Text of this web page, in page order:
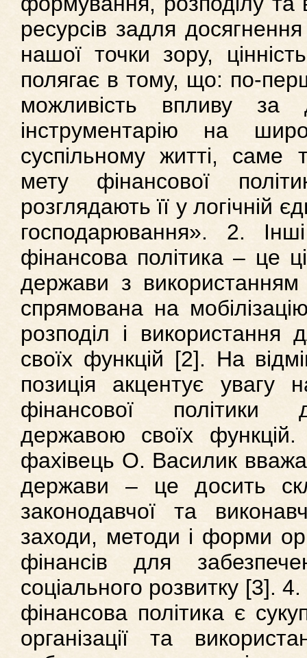
ресурсів задля
нашої точки зору,
полягає в тому, що: по-
можливість впливу за
інструментарію на
суспільному житті, саме
мету фінансової
розглядають її у логічній
господарювання». 2.
фінансова політика – це
держави з
спрямована на
розподіл і
своїх функцій [2]. На
позиція акцентує
фінансової політики
державою своїх
фахівець О. Василик
держави – це досить
законодавчої та
заходи, методи і форми
фінансів для
соціального розвитку [3].
фінансова політика є
організації та